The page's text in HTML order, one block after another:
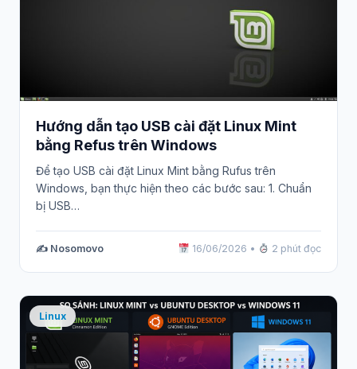
Hướng dẫn tạo USB cài đặt Linux Mint
bằng Refus trên Windows
Để tạo USB cài đặt Linux Mint bằng Rufus trên
Windows, bạn thực hiện theo các bước sau: 1. Chuẩn
bị USB…
✍️ Nosomovo 16/06/2026 • 2 phút đọc
Linux